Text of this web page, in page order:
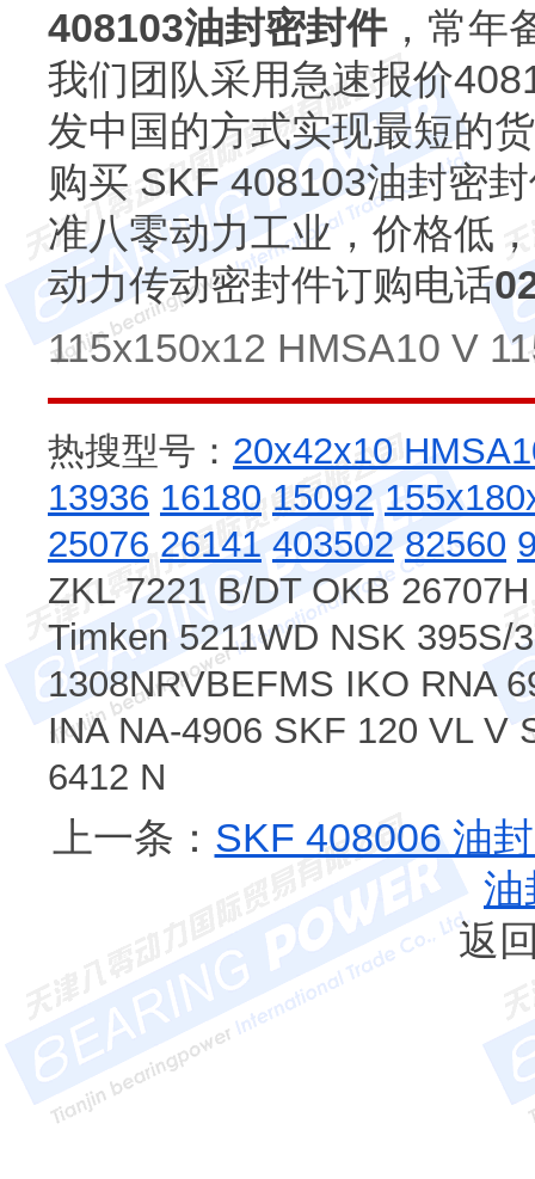
408103油封密封件，常年
我们团队采用急速报价
发中国的方式实现最短的
购买 SKF 408103油封密
准八零动力工业，价格低
动力传动密封件订购电话
115x150x12 HMSA10 V
热搜型号： 20x42x10
13936 16180 15092
25076 26141 403502 82560
ZKL 7221 B/DT OKB
Timken 5211WD NSK 395S/
1308NRVBEFMS IKO RNA
INA NA-4906 SKF 120 VL V
6412 N
上一条： SKF 408006 油
油
返